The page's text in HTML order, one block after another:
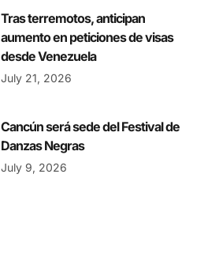
Tras terremotos, anticipan
aumento en peticiones de visas
desde Venezuela
July 21, 2026
Cancún será sede del Festival de
Danzas Negras
July 9, 2026